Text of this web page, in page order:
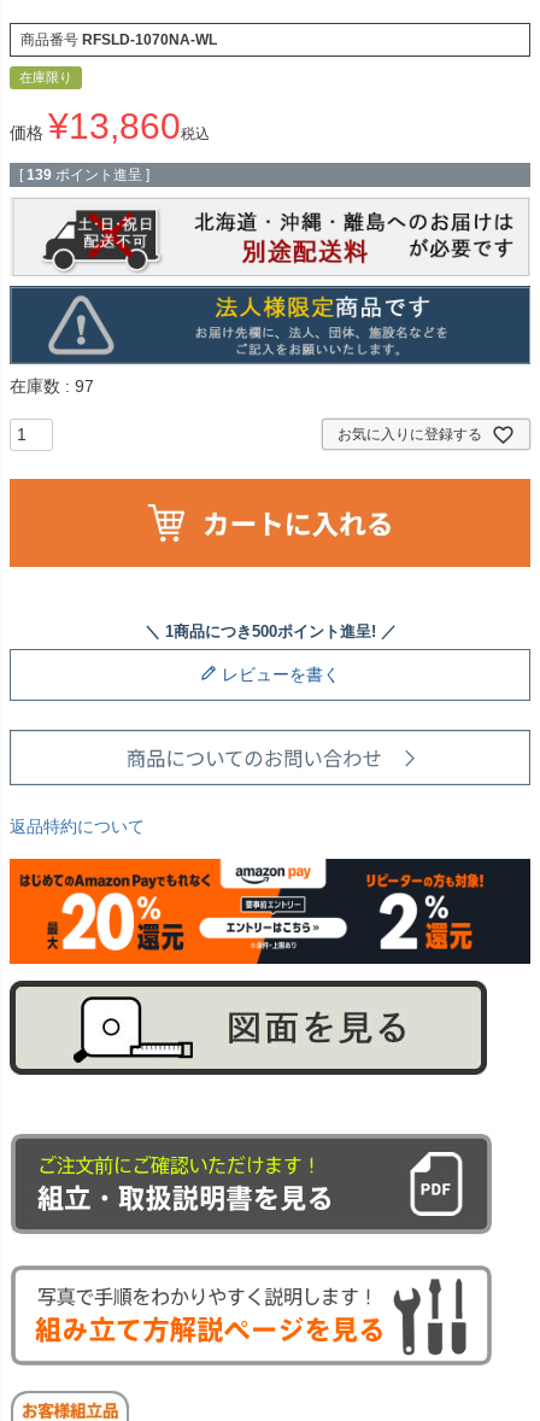
商品番号 RFSLD-1070NA-WL
在庫限り
価格 ¥13,860税込
[ 139 ポイント進呈 ]
在庫数 97
お気に入りに登録する
レビューを書く
返品特約について